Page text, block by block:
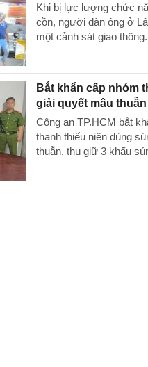
Khi bị lực lượng chức
cồn, người đàn ông ở
một cảnh sát giao thông.
Bắt khẩn cấp nhóm
giải quyết mâu thuẫn
Công an TP.HCM bắt
thanh thiếu niên dùng
thuẫn, thu giữ 3 khẩu